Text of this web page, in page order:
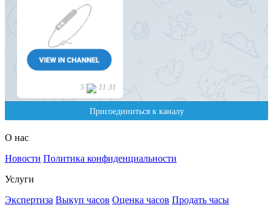
О нас
Новости Политика конфиденциальности
Услуги
Экспертиза Выкуп часов Оценка часов Продать часы